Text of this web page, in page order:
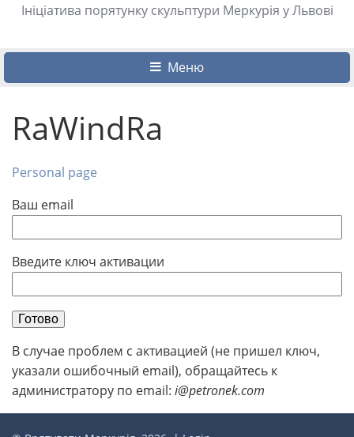
Ініціатива порятунку скульптури Меркурія у Львові
Меню
RaWindRa
Personal page
Ваш email
Введите ключ активации
Готово
В случае проблем с активацией (не пришел ключ,
указали ошибочный email), обращайтесь к
администратору по email: i@petronek.com